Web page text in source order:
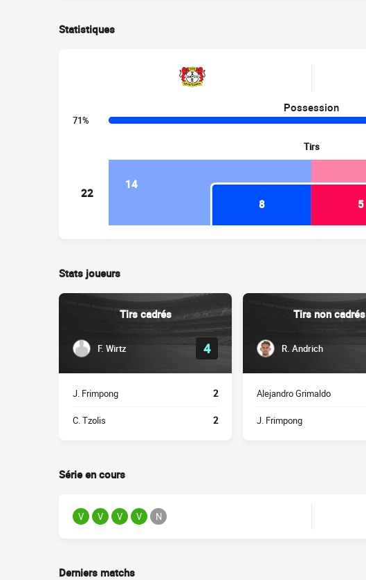
Statistiques
Possession
71%
Tirs
22
14
8
5
Stats joueurs
Tirs cadrés
F. Wirtz 4
J. Frimpong 2
C. Tzolis 2
Tirs non cadrés
R. Andrich
Alejandro Grimaldo
J. Frimpong
Série en cours
V V V V N
Derniers matchs